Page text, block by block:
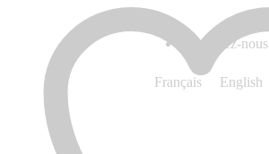
Contactez-nous
Français English